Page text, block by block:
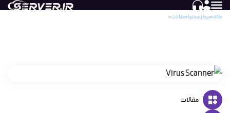
خانه مرکز محتوا مقالات
مقالات